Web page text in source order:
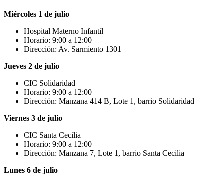
Miércoles 1 de julio
Hospital Materno Infantil
Horario: 9:00 a 12:00
Dirección: Av. Sarmiento 1301
Jueves 2 de julio
CIC Solidaridad
Horario: 9:00 a 12:00
Dirección: Manzana 414 B, Lote 1, barrio Solidaridad
Viernes 3 de julio
CIC Santa Cecilia
Horario: 9:00 a 12:00
Dirección: Manzana 7, Lote 1, barrio Santa Cecilia
Lunes 6 de julio